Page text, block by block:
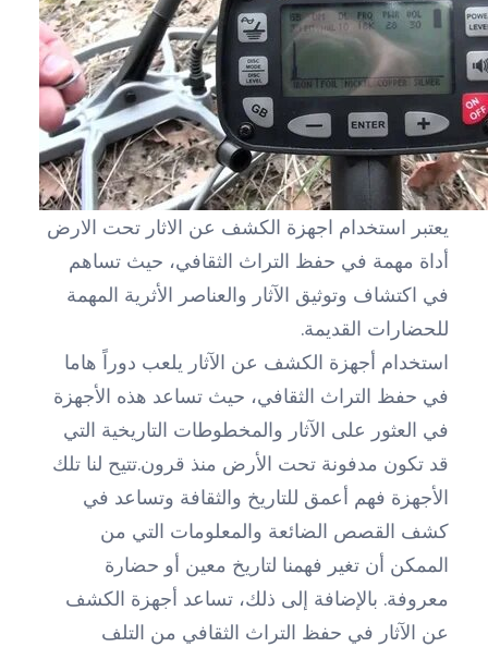
يعتبر استخدام اجهزة الكشف عن الاثار تحت الارض
أداة مهمة في حفظ التراث الثقافي، حيث تساهم
في اكتشاف وتوثيق الآثار والعناصر الأثرية المهمة
للحضارات القديمة.
استخدام أجهزة الكشف عن الآثار يلعب دوراً هاما
في حفظ التراث الثقافي، حيث تساعد هذه الأجهزة
في العثور على الآثار والمخطوطات التاريخية التي
قد تكون مدفونة تحت الأرض منذ قرون.تتيح لنا تلك
الأجهزة فهم أعمق للتاريخ والثقافة وتساعد في
كشف القصص الضائعة والمعلومات التي من
الممكن أن تغير فهمنا لتاريخ معين أو حضارة
معروفة. بالإضافة إلى ذلك، تساعد أجهزة الكشف
عن الآثار في حفظ التراث الثقافي من التلف